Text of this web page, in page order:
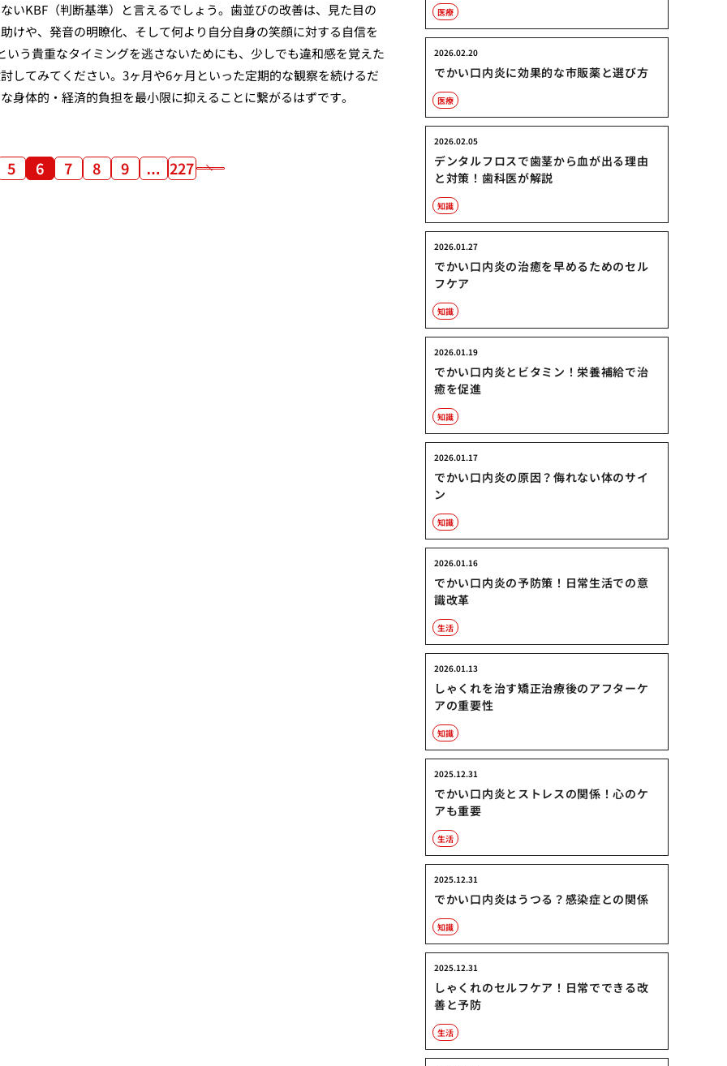
いKBF（判断基準）と言えるでしょう。歯並びの改善は、見た目の
けや、発音の明瞭化、そして何より自分自身の笑顔に対する自信を
う貴重なタイミングを逃さないためにも、少しでも違和感を覚えた
してみてください。3ヶ月や6ヶ月といった定期的な観察を続けるだ
身体的・経済的負担を最小限に抑えることに繋がるはずです。
5 6 7 8 9 … 227
医療
でかい口内炎に効果的な市販薬と選び方
2026.02.20
医療
デンタルフロスで歯茎から血が出る理由
と対策！歯科医が解説
2026.02.05
知識
でかい口内炎の治癒を早めるためのセル
フケア
2026.01.27
知識
でかい口内炎とビタミン！栄養補給で治
癒を促進
2026.01.19
知識
でかい口内炎の原因？侮れない体のサイ
ン
2026.01.17
知識
でかい口内炎の予防策！日常生活での意
識改革
2026.01.16
生活
しゃくれを治す矯正治療後のアフターケ
アの重要性
2026.01.13
知識
でかい口内炎とストレスの関係！心のケ
アも重要
2025.12.31
生活
でかい口内炎はうつる？感染症との関係
2025.12.31
知識
しゃくれのセルフケア！日常でできる改
善と予防
2025.12.31
生活